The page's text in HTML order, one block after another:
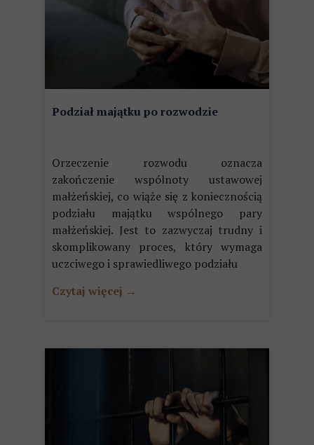
Podział majątku po rozwodzie
Orzeczenie rozwodu oznacza
zakończenie wspólnoty ustawowej
małżeńskiej, co wiąże się z koniecznością
podziału majątku wspólnego pary
małżeńskiej. Jest to zazwyczaj trudny i
skomplikowany proces, który wymaga
uczciwego i sprawiedliwego podziału
Czytaj więcej →